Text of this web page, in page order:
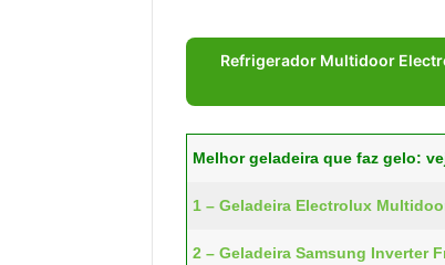
Refrigerador Multidoor
Melhor geladeira que faz gelo:
1 – Geladeira Electrolux
2 – Geladeira Samsung Inverter